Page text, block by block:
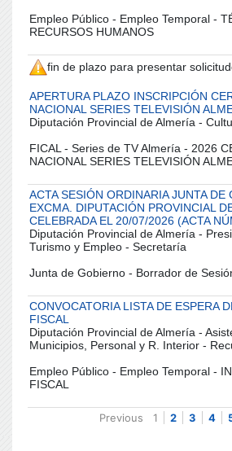
Empleo Público - Empleo Temporal -
RECURSOS HUMANOS
fin de plazo para presentar
APERTURA PLAZO INSCRIPCIÓN
NACIONAL SERIES TELEVISIÓN
Diputación Provincial de Almería -
FICAL - Series de TV Almería - 2026
NACIONAL SERIES TELEVISIÓN
ACTA SESIÓN ORDINARIA JUNTA DE
EXCMA. DIPUTACIÓN PROVINCIAL
CELEBRADA EL 20/07/2026 (ACTA
Diputación Provincial de Almería -
Turismo y Empleo - Secretaría
Junta de Gobierno - Borrador de
CONVOCATORIA LISTA DE ESPERA
FISCAL
Diputación Provincial de Almería -
Municipios, Personal y R. Interior -
Empleo Público - Empleo Temporal -
FISCAL
Previous 1 2 3 4